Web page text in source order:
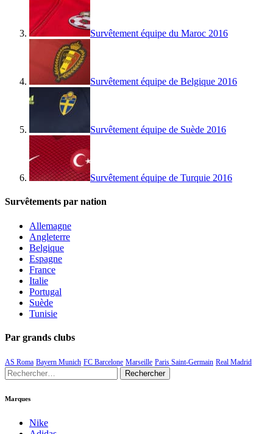
Survêtement équipe du Maroc 2016
Survêtement équipe de Belgique 2016
Survêtement équipe de Suède 2016
Survêtement équipe de Turquie 2016
Survêtements par nation
Allemagne
Angleterre
Belgique
Espagne
France
Italie
Portugal
Suède
Tunisie
Par grands clubs
AS Roma Bayern Munich FC Barcelone Marseille Paris Saint-Germain Real Madrid
Rechercher :
Marques
Nike